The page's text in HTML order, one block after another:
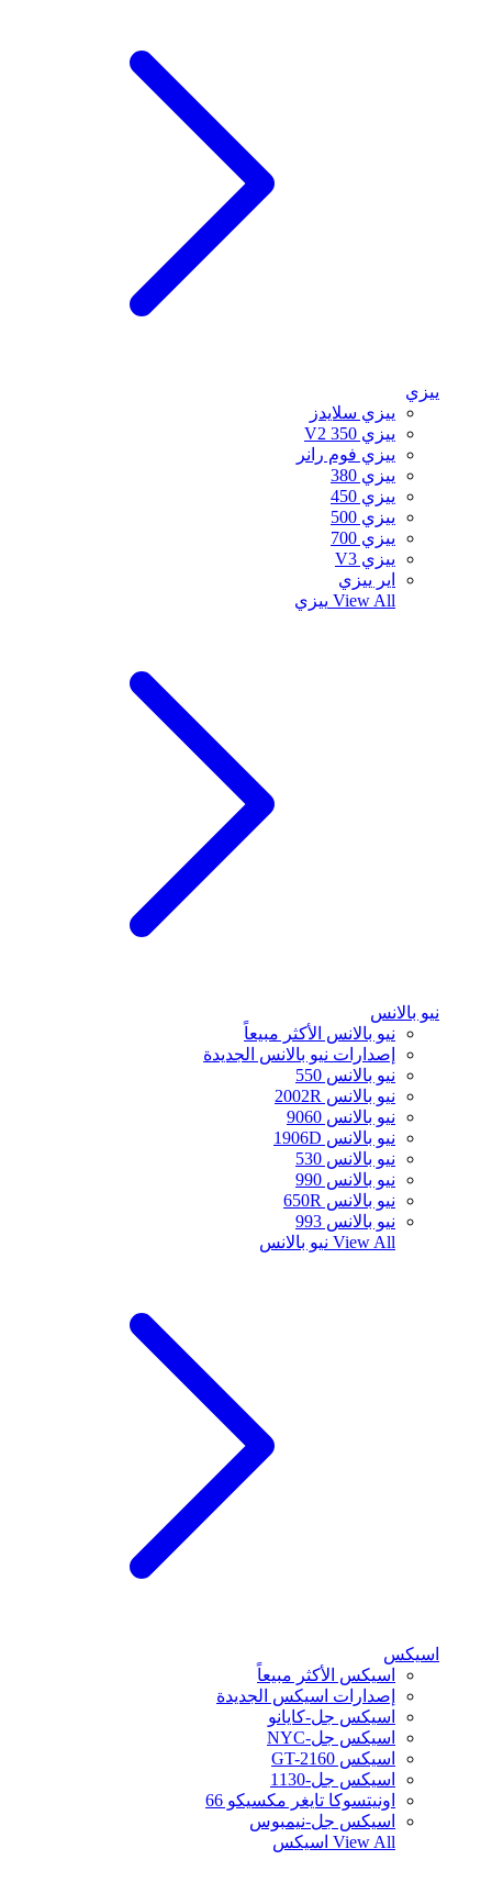
ييزي
ييزي سلايدز
ييزي 350 V2
ييزي فوم رانر
ييزي 380
ييزي 450
ييزي 500
ييزي 700
ييزي V3
اير ييزي
View All ييزي
نيو بالانس
نيو بالانس الأكثر مبيعاً
إصدارات نيو بالانس الجديدة
نيو بالانس 550
نيو بالانس 2002R
نيو بالانس 9060
نيو بالانس 1906D
نيو بالانس 530
نيو بالانس 990
نيو بالانس 650R
نيو بالانس 993
View All نيو بالانس
اسيكس
اسيكس الأكثر مبيعاً
إصدارات اسيكس الجديدة
اسيكس جل-كايانو
اسيكس جل-NYC
اسيكس GT-2160
اسيكس جل-1130
اونيتسوكا تايغر مكسيكو 66
اسيكس جل-نيمبوس
View All اسيكس